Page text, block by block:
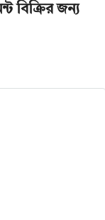
বিক্রির জন্য